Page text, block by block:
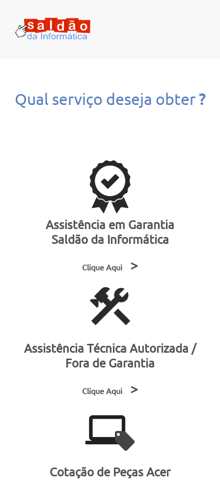
Qual serviço deseja obter?
Assistência em Garantia
Saldão da Informática
Clique Aqui >
Assistência Técnica Autorizada /
Fora de Garantia
Clique Aqui >
Cotação de Peças Acer